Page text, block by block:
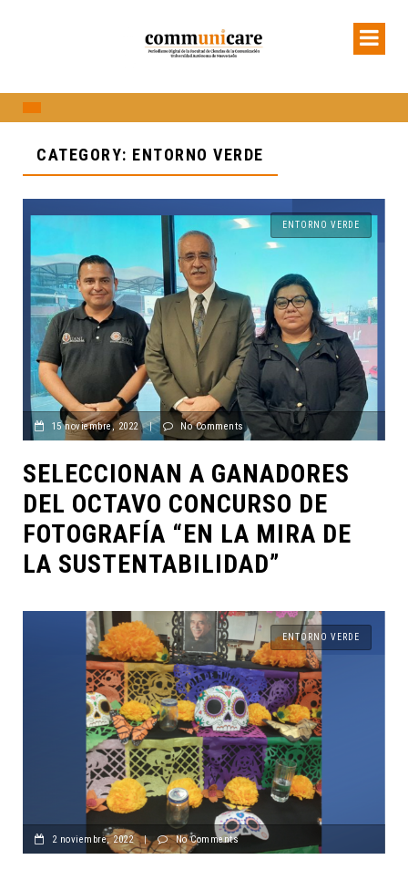
CATEGORY: ENTORNO VERDE
ENTORNO VERDE
15 noviembre, 2022 | No Comments
SELECCIONAN A GANADORES
DEL OCTAVO CONCURSO DE
FOTOGRAFÍA “EN LA MIRA DE
LA SUSTENTABILIDAD”
ENTORNO VERDE
2 noviembre, 2022 | No Comments